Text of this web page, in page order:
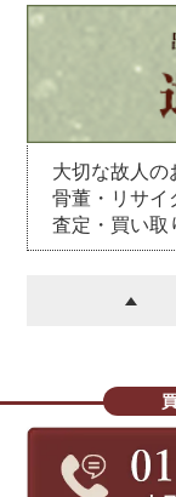
大切な故人の
骨董・リサイ
査定・買い取